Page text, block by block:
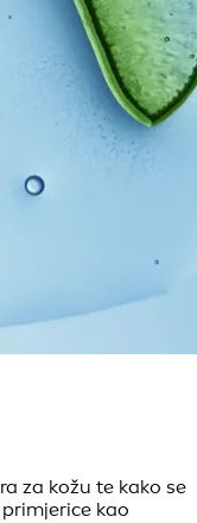
za kožu te kako se
kao